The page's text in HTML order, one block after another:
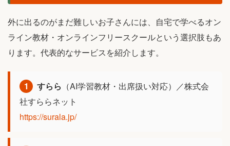
外に出るのがまだ難しいお子さんには、自宅で学べるオン
ライン教材・オンラインフリースクールという選択肢もあ
ります。代表的なサービスを紹介します。
1 すらら （AI学習教材・出席扱い対応）／株式会
社すららネット
https://surala.jp/